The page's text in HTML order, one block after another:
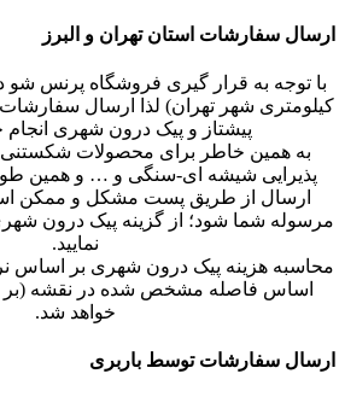
ارسال سفارشات استان تهران و البرز
کیلومتری شهر تهران) لذا ارسال
پیشتاز و پیک درون شهری
به همین خاطر برای محصولات
پذیرایی شیشه ای-سنگی و … و همین
ارسال از طریق پست مشکل و ممکن
مرسوله شما شود؛ از گزینه پیک درون
نمایید.
اساس فاصله مشخص شده در نقشه (بر
خواهد شد.
ارسال سفارشات توسط باربری